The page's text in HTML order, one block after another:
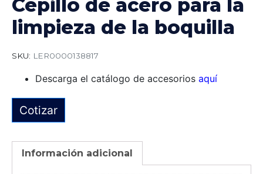
Cepillo de acero para la
limpieza de la boquilla
SKU: LER0000138817
Descarga el catálogo de accesorios aquí
Cotizar
Información adicional